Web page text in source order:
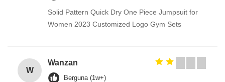
Solid Pattern Quick Dry One Piece Jumpsuit for
Women 2023 Customized Logo Gym Sets
W
Wanzan
Berguna (1w+)